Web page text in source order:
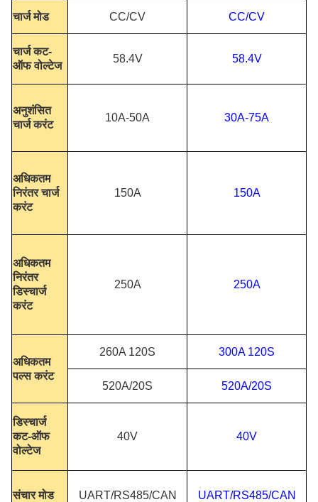
चार्ज मोड CC/CV CC/CV
चार्ज कट-
ऑफ वोल्टेज
58.4V 58.4V
अनुशंसित
चार्ज करंट
10A-50A 30A-75A
अधिकतम
निरंतर चार्ज
करंट
150A 150A
अधिकतम
निरंतर
डिस्चार्ज
करंट
250A 250A
अधिकतम
पल्स करंट
260A 120S 300A 120S
520A/20S 520A/20S
डिस्चार्ज
कट-ऑफ
वोल्टेज
40V 40V
संचार मोड UART/RS485/CAN UART/RS485/CAN